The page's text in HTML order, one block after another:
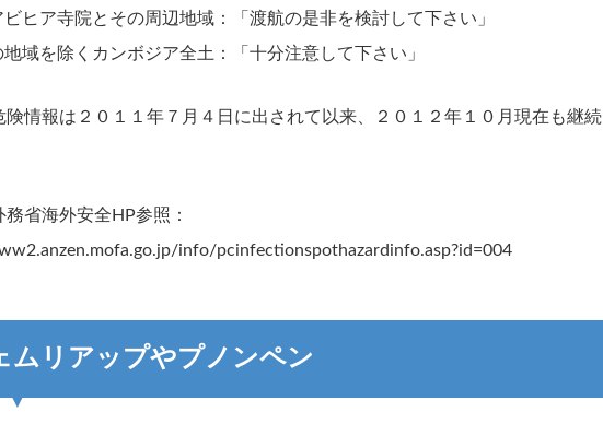
ヒア寺院とその周辺地域：「渡航の是非を検討して下さい」
域を除くカンボジア全土：「十分注意して下さい」
険情報は２０１１年７月４日に出されて以来、２０１２年１０月現在も継続
務省海外安全HP参照：
info/pcinfectionspothazardinfo.asp?id=004
ムリアップやプノンペン